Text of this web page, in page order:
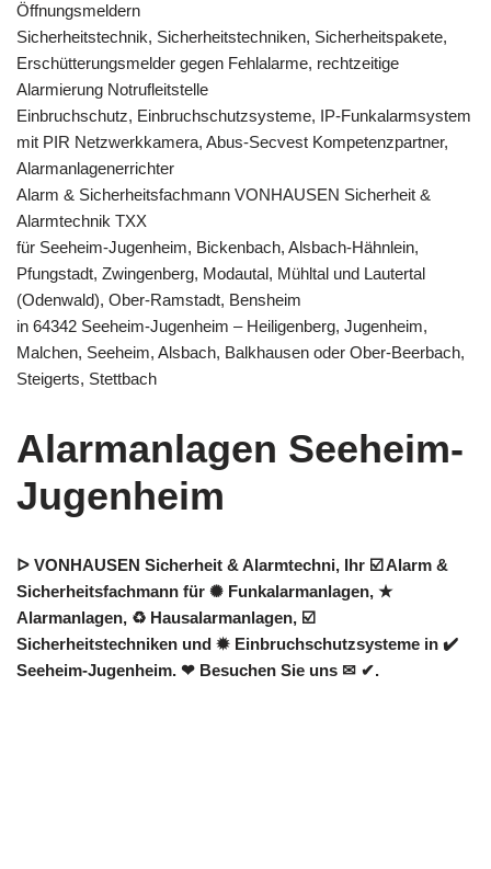
Öffnungsmeldern
Sicherheitstechnik, Sicherheitstechniken, Sicherheitspakete,
Erschütterungsmelder gegen Fehlalarme, rechtzeitige
Alarmierung Notrufleitstelle
Einbruchschutz, Einbruchschutzsysteme, IP-Funkalarmsystem
mit PIR Netzwerkkamera, Abus-Secvest Kompetenzpartner,
Alarmanlagenerrichter
Alarm & Sicherheitsfachmann VONHAUSEN Sicherheit &
Alarmtechnik TXX
für Seeheim-Jugenheim, Bickenbach, Alsbach-Hähnlein,
Pfungstadt, Zwingenberg, Modautal, Mühltal und Lautertal
(Odenwald), Ober-Ramstadt, Bensheim
in 64342 Seeheim-Jugenheim – Heiligenberg, Jugenheim,
Malchen, Seeheim, Alsbach, Balkhausen oder Ober-Beerbach,
Steigerts, Stettbach
Alarmanlagen Seeheim-
Jugenheim
ᐅ VONHAUSEN Sicherheit & Alarmtechni, Ihr ☑️ Alarm &
Sicherheitsfachmann für ✺ Funkalarmanlagen, ★
Alarmanlagen, ♻ Hausalarmanlagen, ☑️
Sicherheitstechniken und ✹ Einbruchschutzsysteme in ✔️
Seeheim-Jugenheim. ❤ Besuchen Sie uns ✉ ✔.